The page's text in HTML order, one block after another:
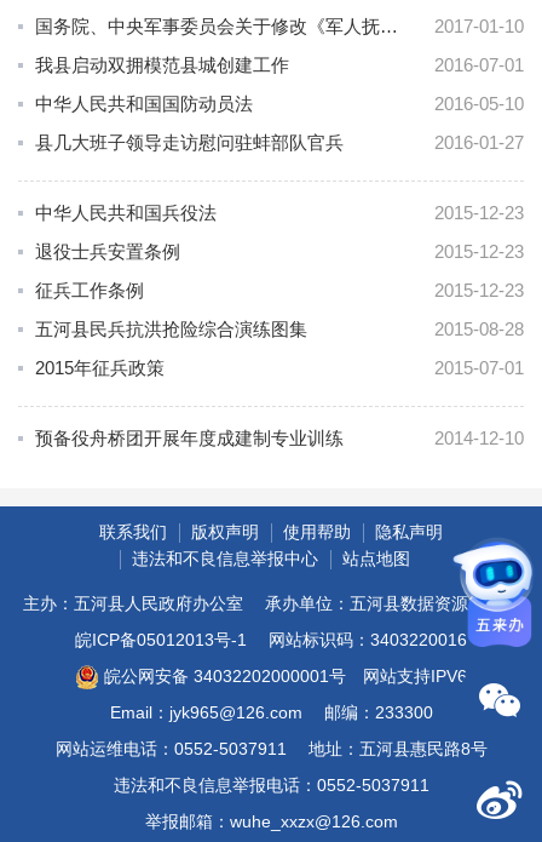
2017-01-10
国务院、中央军事委员会关于修改《军人抚恤优待条例》的决定
2016-07-01
我县启动双拥模范县城创建工作
2016-05-10
中华人民共和国国防动员法
2016-01-27
县几大班子领导走访慰问驻蚌部队官兵
2015-12-23
中华人民共和国兵役法
2015-12-23
退役士兵安置条例
2015-12-23
征兵工作条例
2015-08-28
五河县民兵抗洪抢险综合演练图集
2015-07-01
2015年征兵政策
2014-12-10
预备役舟桥团开展年度成建制专业训练
联系我们 版权声明 使用帮助
隐私声明
违法和不良信息举报中心
站点地图
主办：五河县人民政府办公室
承办单位：五河县数据资源管理局
皖ICP备05012013号-1
网站标识码：3403220016
皖公网安备 34032202000001号
网站支持IPV6
Email：jyk965@126.com
邮编：233300
网站运维电话：0552-5037911
地址：五河县惠民路8号
违法和不良信息举报电话：0552-5037911
举报邮箱：wuhe_xxzx@126.com